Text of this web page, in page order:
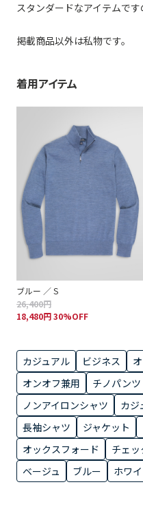
スタンダードなアイテムです
掲載商品以外は私物です。
着用アイテム
ブルー ／ S
26,400円
18,480円 30%OFF
カジュアル ビジネス
オンオフ兼用
チノパンツ
ノンアイロンシャツ
カジ
長袖シャツ
ジャケット
オックスフォード
チェ
ベージュ
ブルー ホワ